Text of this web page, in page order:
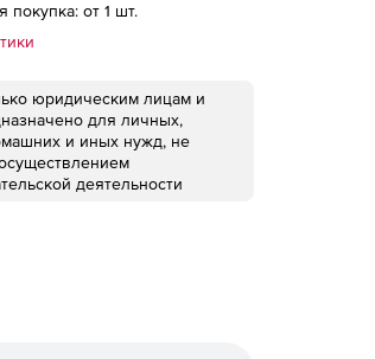
покупка: от 1 шт.
юридическим лицам и
для личных,
и иных нужд, не
деятельности